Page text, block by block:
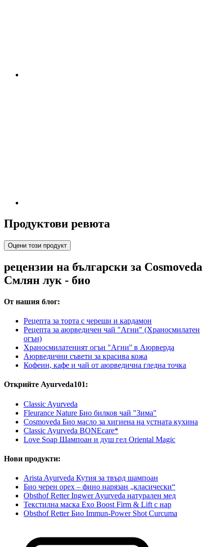
Продуктови ревюта
Оцени този продукт
рецензии на български за Cosmoveda
Смлян лук - био
От нашия блог:
Рецепта за торта с череши и кардамон
Рецепта за аюрведичен чай "Агни" (Храносмилатен
огън)
Храносмилатеният огън "Агни'' в Аюрверда
Аюрведични съвети за красива кожа
Кофеин, кафе и чай от аюрведична гледна точка
Открийте Ayurveda101:
Classic Ayurveda
Fleurance Nature Био билков чай "Зима"
Cosmoveda Био масло за хигиена на устната кухина
Classic Ayurveda BONEcare*
Love Soap Шампоан и душ гел Oriental Magic
Нови продукти:
Arista Ayurveda Кутия за твърд шампоан
Био черен орех – фино нарязан „класически“
Obsthof Retter Ingwer Ayurveda натурален мед
Текстилна маска Exo Boost Firm & Lift с нар
Obsthof Retter Био Immun-Power Shot Curcuma